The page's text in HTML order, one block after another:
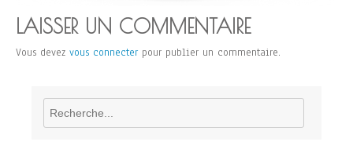
LAISSER UN COMMENTAIRE
Vous devez vous connecter pour publier un commentaire.
Rechercher